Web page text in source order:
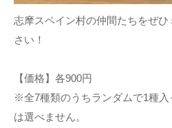
志摩スペイン村の仲間たちをぜ
さい！
【価格】各900円
※全7種類のうちランダムで1種
は選べません。